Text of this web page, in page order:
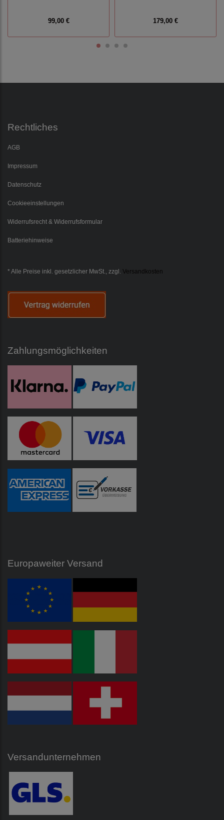
99,00 € 179,00 €
Rechtliches
AGB
Impressum
Datenschutz
Cookieeinstellungen
Widerrufsrecht & Widerrufsformular
Batteriehinweise
* Alle Preise inkl. gesetzlicher MwSt., zzgl. Versandkosten
Zahlungsmöglichkeiten
Europaweiter Versand
Versandunternehmen